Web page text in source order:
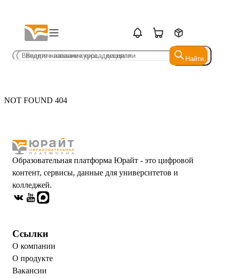
Найти
Найти
NOT FOUND 404
Образовательная платформа Юрайт - это цифровой
контент, сервисы, данные для университетов и
колледжей.
Ссылки
О компании
О продукте
Вакансии